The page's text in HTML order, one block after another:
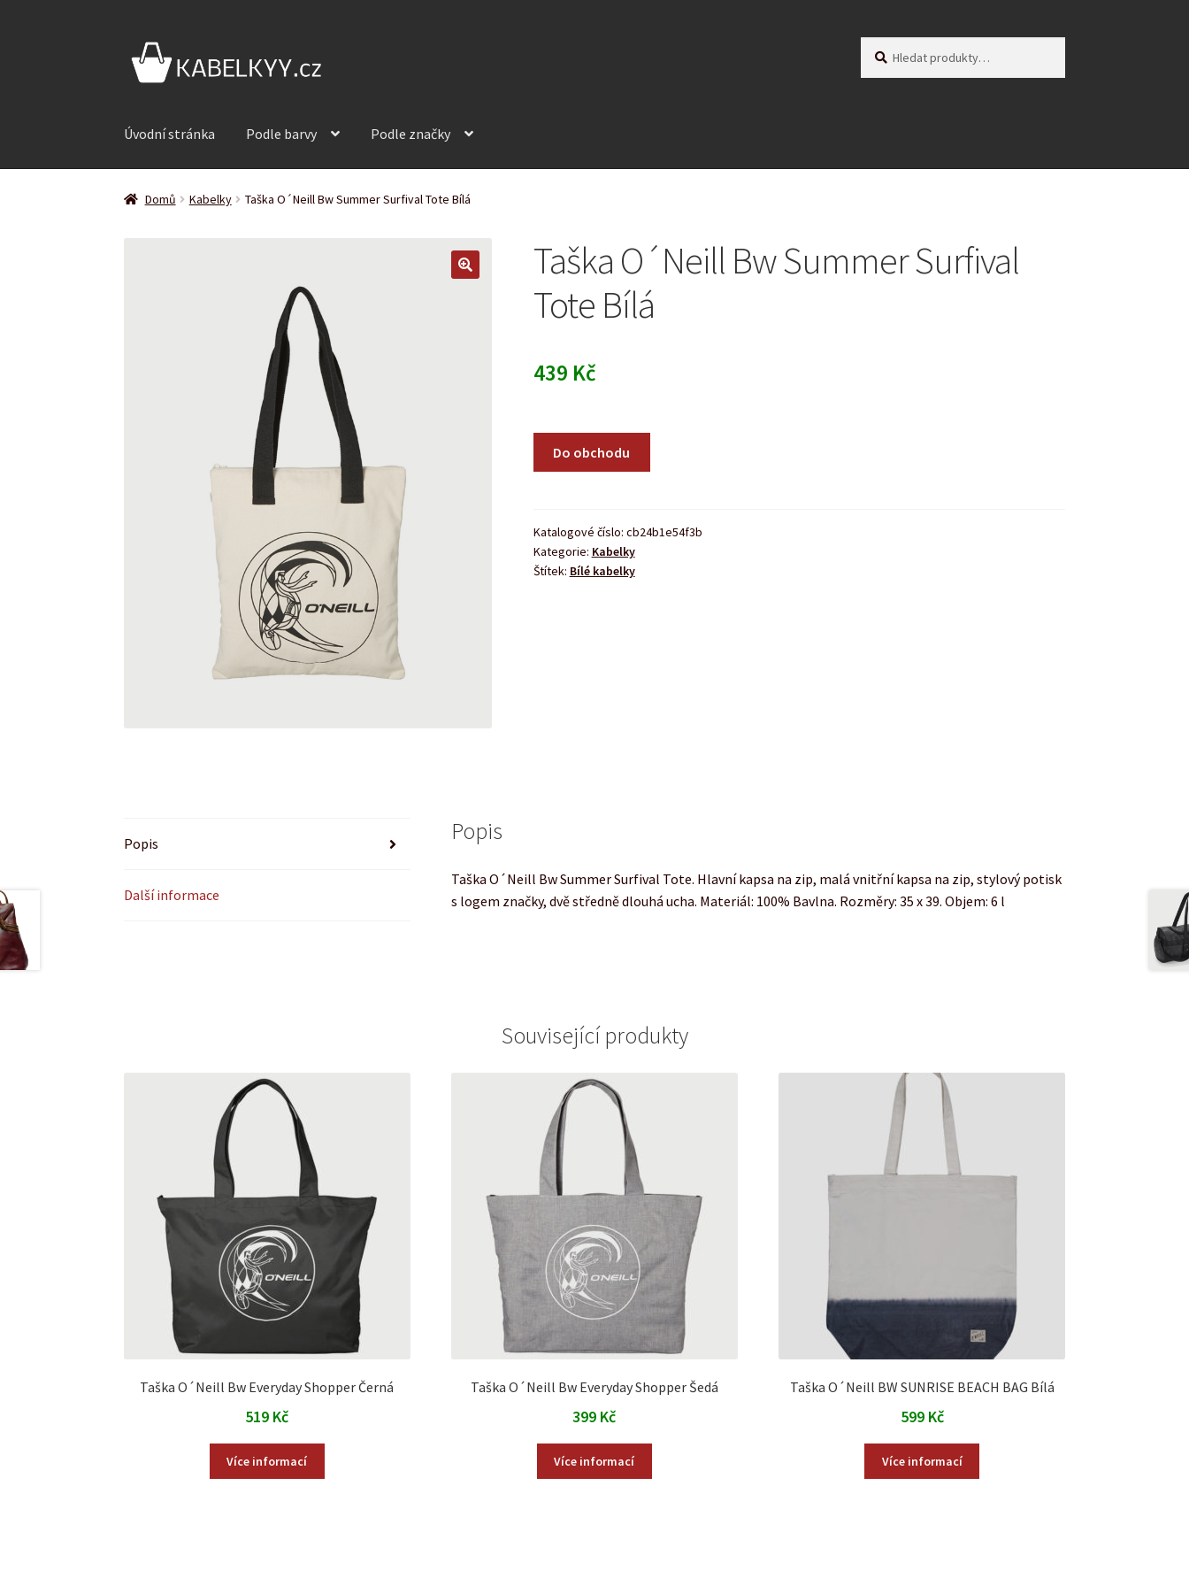
Přeskočit
na
Přejít
Úvodní stránka Podle barvy Podle značky
Domů Kabelky Taška O´Neill Bw Summer Surfival Tote Bílá
Taška O´Neill Bw Summer Surfival
Tote Bílá
439 Kč
Do obchodu
Katalogové číslo: cb24b1e54f3b
Kategorie: Kabelky
Štítek: Bílé kabelky
Popis
Další informace
Popis
Taška O´Neill Bw Summer Surfival Tote. Hlavní kapsa na zip, malá vnitřní kapsa na zip, stylový potisk
s logem značky, dvě středně dlouhá ucha. Materiál: 100% Bavlna. Rozměry: 35 x 39. Objem: 6 l
Související produkty
Taška O´Neill Bw Everyday Shopper Černá
519 Kč
Více informací
Taška O´Neill Bw Everyday Shopper Šedá
399 Kč
Více informací
Taška O´Neill BW SUNRISE BEACH BAG Bílá
599 Kč
Více informací